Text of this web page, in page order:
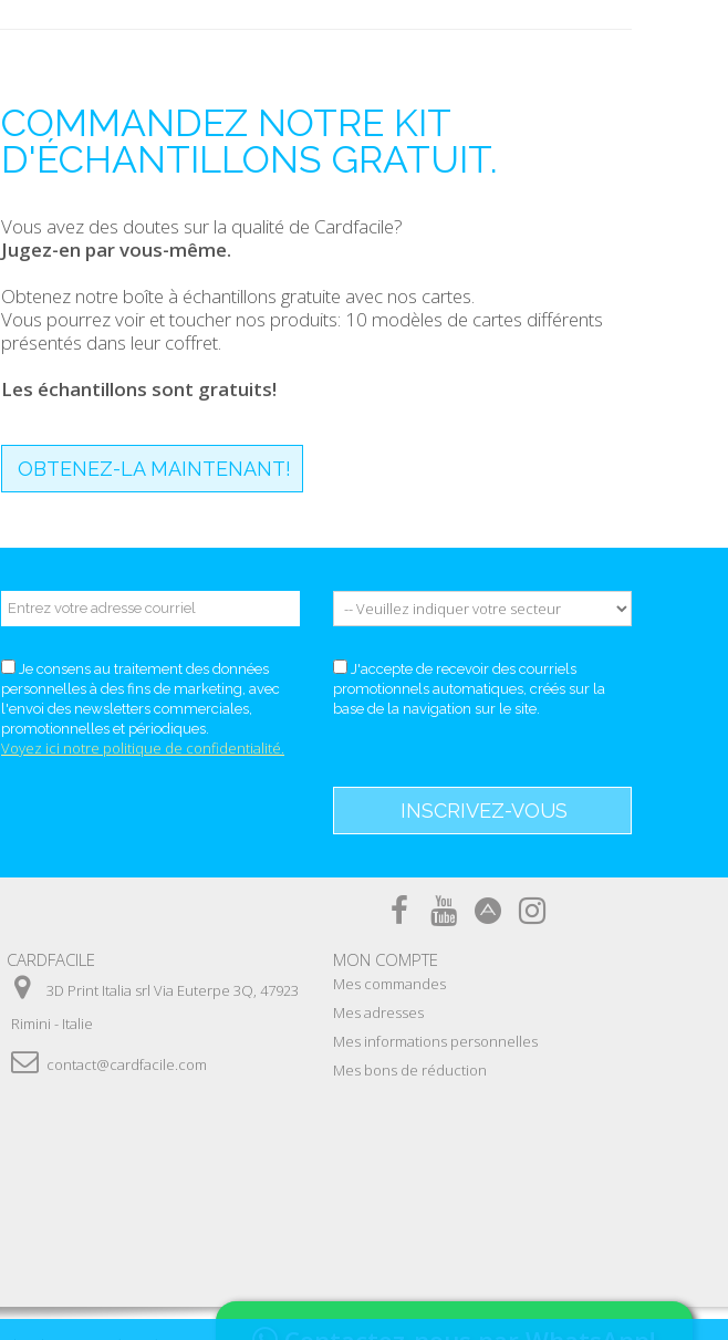
COMMANDEZ NOTRE KIT
D'ÉCHANTILLONS GRATUIT.
Vous avez des doutes sur la qualité de Cardfacile?
Jugez-en par vous-même.
Obtenez notre boîte à échantillons gratuite avec nos cartes.
Vous pourrez voir et toucher nos produits: 10 modèles de cartes différents
présentés dans leur coffret.
Les échantillons sont gratuits!
OBTENEZ-LA MAINTENANT!
Je consens au traitement des données
personnelles à des fins de marketing, avec
l'envoi des newsletters commerciales,
promotionnelles et périodiques.
Voyez ici notre politique de confidentialité.
J'accepte de recevoir des courriels
promotionnels automatiques, créés sur la
base de la navigation sur le site.
INSCRIVEZ-VOUS
CARDFACILE
3D Print Italia srl Via Euterpe 3Q, 47923
Rimini - Italie
contact@cardfacile.com
MON COMPTE
Mes commandes
Mes adresses
Mes informations personnelles
Mes bons de réduction